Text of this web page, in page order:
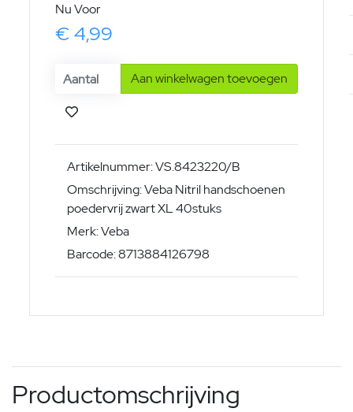
Nu Voor
€ 4,99
Aan winkelwagen toevoegen
Artikelnummer: VS.8423220/B
Omschrijving: Veba Nitril handschoenen
poedervrij zwart XL 40stuks
Merk: Veba
Barcode: 8713884126798
Productomschrijving